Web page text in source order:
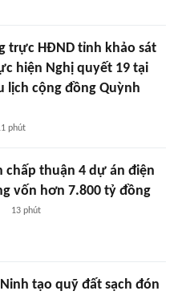
trực HĐND tỉnh khảo sát
hiện Nghị quyết 19 tại
lịch cộng đồng Quỳnh
phút
chấp thuận 4 dự án điện
vốn hơn 7.800 tỷ đồng
13 phút
tạo quỹ đất sạch đón